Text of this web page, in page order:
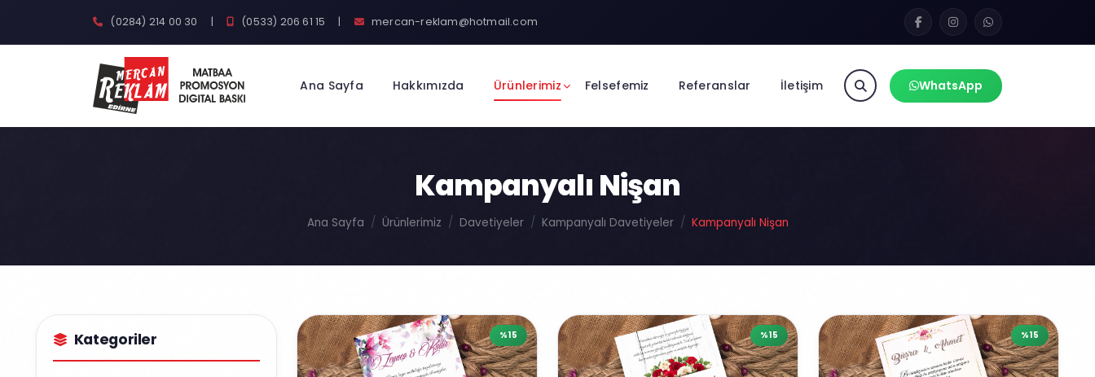
(0284) 214 00 30 | (0533) 206 61 15 | mercan-reklam@hotmail.com
Ana Sayfa Hakkımızda Ürünlerimiz Felsefemiz Referanslar İletişim WhatsApp
Kampanyalı Nişan
Ana Sayfa Ürünlerimiz Davetiyeler Kampanyalı Davetiyeler Kampanyalı Nişan
Kategoriler %15 %15 %15